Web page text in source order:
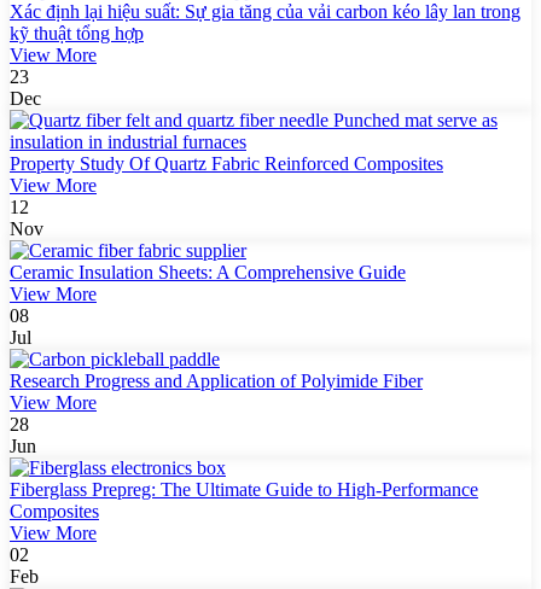
Xác định lại hiệu suất: Sự gia tăng của vải carbon kéo lây lan trong
kỹ thuật tổng hợp
View More
23
Dec
Property Study Of Quartz Fabric Reinforced Composites
View More
12
Nov
Ceramic Insulation Sheets: A Comprehensive Guide
View More
08
Jul
Research Progress and Application of Polyimide Fiber
View More
28
Jun
Fiberglass Prepreg: The Ultimate Guide to High-Performance
Composites
View More
02
Feb